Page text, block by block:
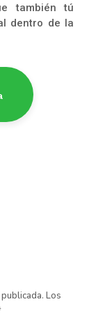
también tú
dentro de la
Los